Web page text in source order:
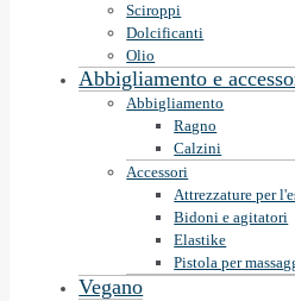
Sciroppi
Dolcificanti
Olio
Abbigliamento e
Abbigliamento
Ragno
Calzini
Accessori
Attrezzature per
Bidoni e agitatori
Elastike
Pistola per
Vegano